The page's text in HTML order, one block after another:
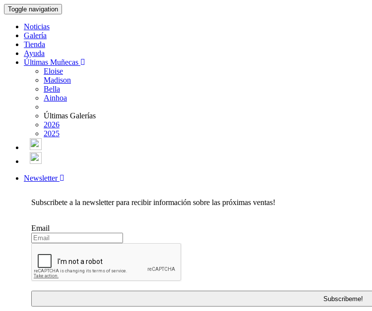
Toggle navigation
Noticias
Galería
Tienda
Ayuda
Últimas Muñecas
Eloise
Madison
Bella
Ainhoa
Últimas Galerías
2026
2025
Newsletter
Subscribete a la newsletter para recibir información sobre las próximas ventas!
Email